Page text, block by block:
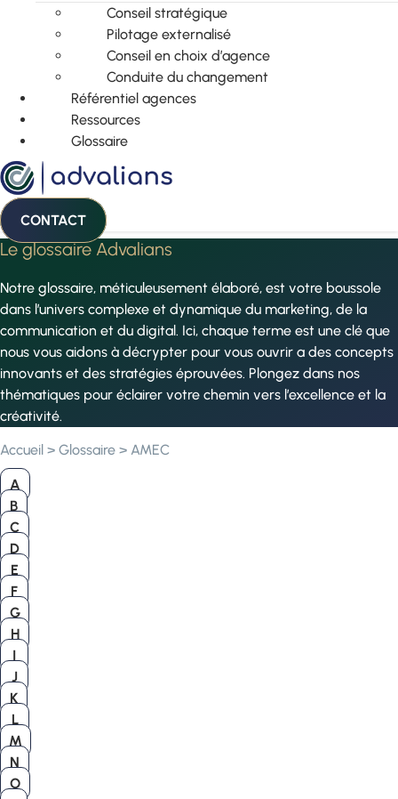
Conseil stratégique
Pilotage externalisé
Conseil en choix d’agence
Conduite du changement
Référentiel agences
Ressources
Glossaire
CONTACT
Le glossaire Advalians
Notre glossaire, méticuleusement élaboré, est votre boussole
dans l’univers complexe et dynamique du marketing, de la
communication et du digital. Ici, chaque terme est une clé que
nous vous aidons à décrypter pour vous ouvrir a des concepts
innovants et des stratégies éprouvées. Plongez dans nos
thématiques pour éclairer votre chemin vers l’excellence et la
créativité.
Accueil > Glossaire > AMEC
A
B
C
D
E
F
G
H
I
J
K
L
M
N
O